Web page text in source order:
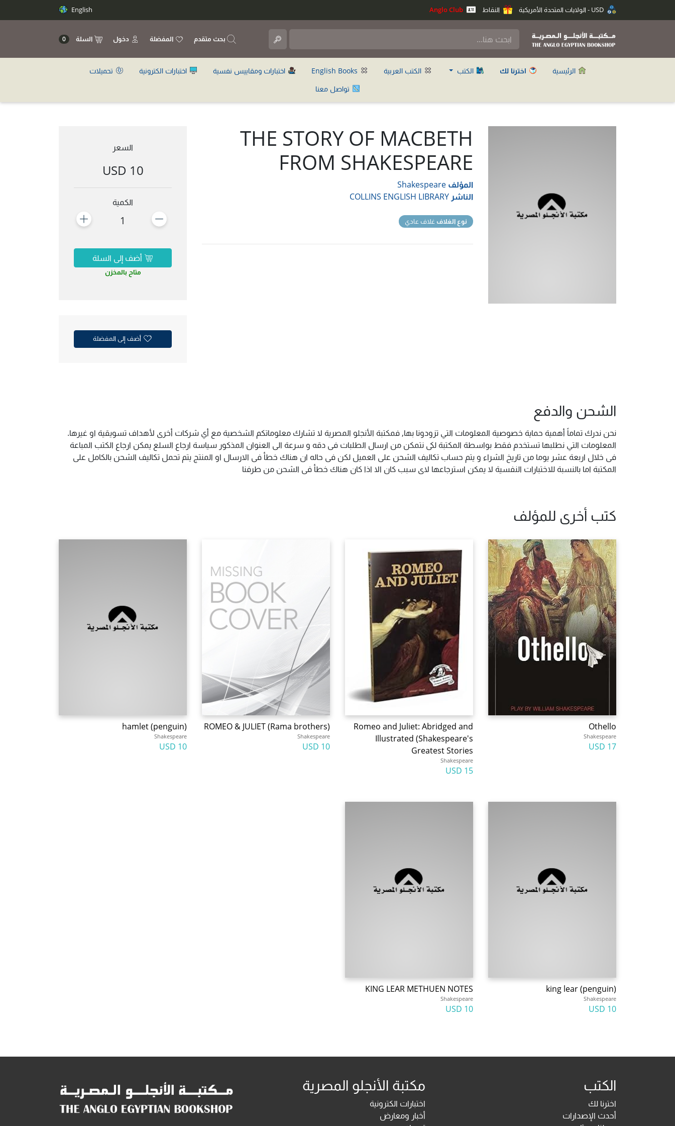
النقاط English
بحث متقدم المفضلة دخول السلة 0
الرئيسية اخترنا لك الكتب الكتب العربية اختبارات ومقاييس نفسية اختبارات الكترونية
تحميلات
تواصل معنا
THE STORY OF MACBETH
FROM SHAKESPEARE
المؤلف Shakespeare
الناشر COLLINS ENGLISH LIBRARY
نوع الغلاف غلاف عادي
السعر
10 USD
الكمية
1
أضف إلى السلة
متاح بالمخزن
أضف إلى المفضلة
الشحن والدفع
نحن ندرك تماماً أهمية حماية خصوصية المعلومات التي تزودونا بها, فمكتبة الأنجلو المصرية لا تشارك معلوماتكم الشخصية مع أي شركات أخرى لأهداف تسويقية او غيرها.
المعلومات التي نطلبها تستخدم فقط بواسطة المكتبة لكى نتمكن من ارسال الطلبات فى دقه و سرعة الى العنوان المذكور سياسة ارجاع السلع يمكن ارجاع الكتب المباعة
فى خلال اربعة عشر يوما من تاريخ الشراء و يتم حساب تكاليف الشحن على العميل لكن فى حاله ان هناك خطأ فى الارسال او المنتج يتم تحمل تكاليف الشحن بالكامل على
المكتبة اما بالنسبة للاختبارات النفسية لا يمكن استرجاعها لاى سبب كان الا اذا كان هناك خطأ فى الشحن من طرفنا
كتب أخرى للمؤلف
Othello
Shakespeare
17 USD
Romeo and Juliet: Abridged and
Illustrated (Shakespeare's
Greatest Stories
Shakespeare
15 USD
ROMEO & JULIET (Rama brothers)
Shakespeare
10 USD
hamlet (penguin)
Shakespeare
10 USD
king lear (penguin)
Shakespeare
10 USD
KING LEAR METHUEN NOTES
Shakespeare
10 USD
الكتب
اخترنا لك
أحدث الإصدارات
مكتبة الأنجلو المصرية
اختبارات الكترونية
أخبار ومعارض